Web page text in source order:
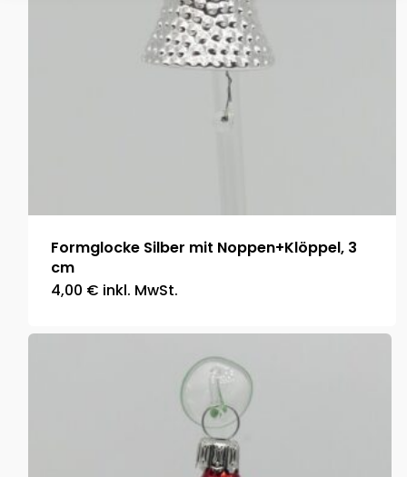
Formglocke Silber mit Noppen+Klöppel, 3
cm
4,00 € inkl. MwSt.